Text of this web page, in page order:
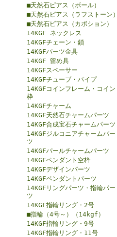
■天然石ピアス（ボール）
■天然石ピアス（ラフストーン）
■天然石ピアス（カボション）
14KGF ネックレス
14KGFチェーン・鎖
14KGFパーツ金具
14KGF 留め具
14KGFスペーサー
14KGFチューブ・パイプ
14KGFコインフレーム・コイン
枠
14KGFチャーム
14KGF天然石チャームパーツ
14KGF合成宝石チャームパーツ
14KGFジルコニアチャームパー
ツ
14KGFパールチャームパーツ
14KGFペンダント空枠
14KGFデザインパーツ
14KGFペンダントパーツ
14KGFリングパーツ・指輪パー
ツ
14KGF指輪リング・2号
■指輪（4号～）（14kgf）
14KGF指輪リング・9号
14KGF指輪リング・11号